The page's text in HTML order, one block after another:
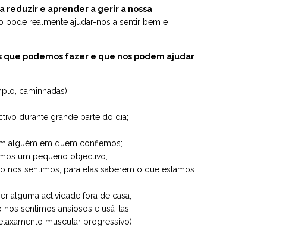
reduzir e aprender a gerir a nossa
pode realmente ajudar-nos a sentir bem e
que podemos fazer e que nos podem ajudar
caminhadas);
durante grande parte do dia;
alguém em quem confiemos;
um pequeno objectivo;
nos sentimos, para elas saberem o que estamos
alguma actividade fora de casa;
nos sentimos ansiosos e usá-las;
muscular progressivo).